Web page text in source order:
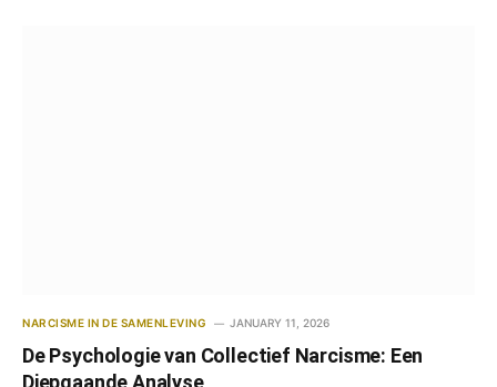
NARCISME IN DE SAMENLEVING JANUARY 11, 2026
De Psychologie van Collectief Narcisme: Een
Diepgaande Analyse